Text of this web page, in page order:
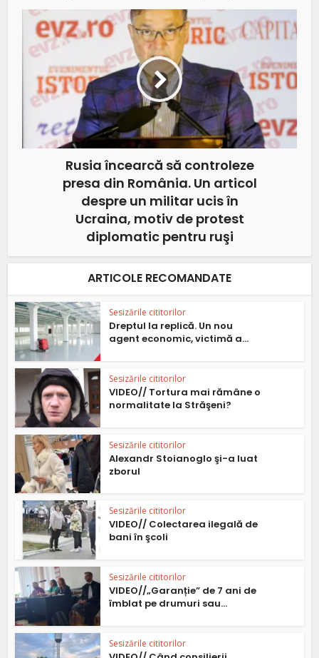
Rusia încearcă să controleze
presa din România. Un articol
despre un militar ucis în
Ucraina, motiv de protest
diplomatic pentru ruşi
ARTICOLE RECOMANDATE
Sesizările cititorilor
Dreptul la replică. Un nou
agent economic, victimă a...
Sesizările cititorilor
VIDEO// Tortura mai rămâne o
normalitate la Străşeni?
Sesizările cititorilor
Alexandr Stoianoglo şi-a luat
zborul
Sesizările cititorilor
VIDEO// Colectarea ilegală de
bani în şcoli
Sesizările cititorilor
VIDEO//„Garanție” de 7 ani de
îmblat pe drumuri sau...
Sesizările cititorilor